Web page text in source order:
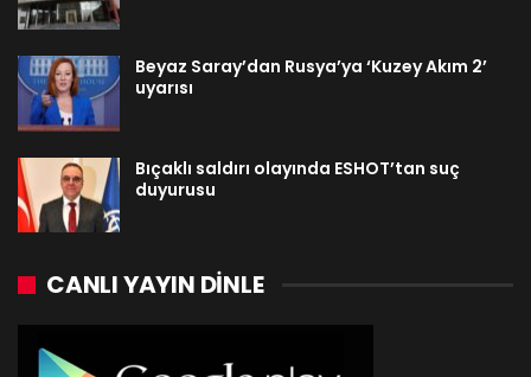
Beyaz Saray’dan Rusya’ya ‘Kuzey Akım 2’
uyarısı
Bıçaklı saldırı olayında ESHOT’tan suç
duyurusu
CANLI YAYIN DINLE